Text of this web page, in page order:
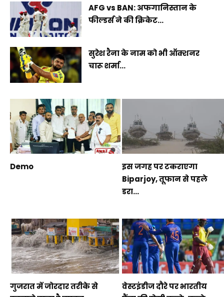
AFG vs BAN: अफगानिस्तान के
फील्डर्स ने की क्रिकेट...
सुरेश रैना के नाम को भी ऑक्शनर
चारू शर्मा...
Demo
इस जगह पर टकराएगा
Biparjoy, तूफान से पहले
डरा...
गुजरात में जोरदार तरीके से
वेस्टइंडीज दौरे पर भारतीय